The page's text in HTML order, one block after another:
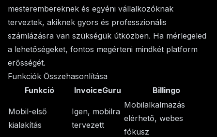
mesterembereknek és egyéni vállalkozóknak
terveztek, akiknek gyors és professzionális
számlázásra van szükségük útközben. Ha mérlegeled
a lehetőségeket, fontos megérteni mindkét platform
erősségét.
Funkciók Összehasonlítása
Funkció
InvoiceGuru Billingo
Mobil-első
kialakítás
Igen, mobilra
tervezett
Mobilalkalmazás
elérhető, webes
fókusz